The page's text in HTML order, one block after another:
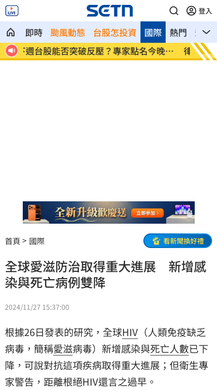
登入
即時 颱風動態 台股怎投資 熱門 影音
國際
關
律師詐慈濟仍接機BNT 同框陳時中、張淑
芬
託付
母
首頁 國際 看新聞換好禮
全球愛滋防治取得重大進展 新增感
染與死亡病例雙降
2024/11/27 15:37:00
根據26日發表的研究，全球HIV （人類免疫缺乏
病毒，簡稱愛滋病毒）新增感染與死亡人數已下
降，可說對抗這項疾病取得重大進展；但衛生專
家警告，距離根絕HIV還言之過早。